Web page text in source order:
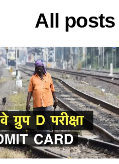
All posts